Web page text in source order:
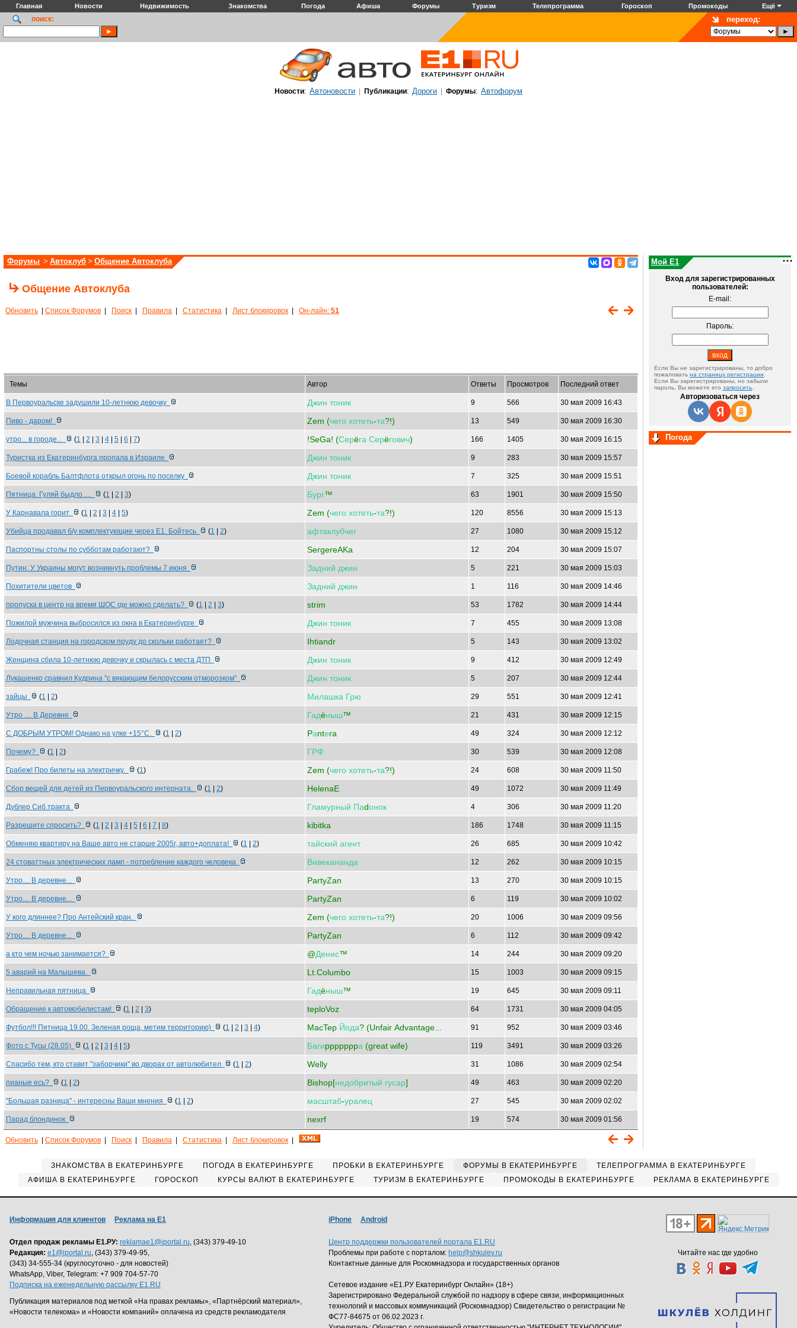
Главная Новости Недвижимость Знакомства Погода Афиша Форумы Туризм Телепрограмма Гороскоп Промокоды Ещё
поиск: переход:
Новости: Автоновости Публикации: Дороги Форумы: Автофорум
Форумы > Автоклуб > Общение Автоклуба
Общение Автоклуба
Обновить Список Форумов Поиск Правила Статистика Лист блокировок Он-лайн: 51
Темы Автор Ответы Просмотров Последний ответ
В Первоуральске задушили 10-летнюю девочку Джин тоник 9 566 30 мая 2009 16:43
Пиво - даром! Zem (чего хотеть-та?!) 13 549 30 мая 2009 16:30
утро... в городе... (1 2 3 4 5 6 7) !SeGa! (Серёга Серёгович) 166 1405 30 мая 2009 16:15
Туристка из Екатеринбурга пропала в Израиле Джин тоник 9 283 30 мая 2009 15:57
Боевой корабль Балтфлота открыл огонь по поселку Джин тоник 7 325 30 мая 2009 15:51
Пятница. Гуляй быдло..... (1 2 3) Бург™ 63 1901 30 мая 2009 15:50
У Карнавала горит (1 2 3 4 5) Zem (чего хотеть-та?!) 120 8556 30 мая 2009 15:13
Убийца продавал б/у комплектующие через E1. Бойтесь (1 2) афтаклубчег 27 1080 30 мая 2009 15:12
Паспортны столы по субботам работают? SergereAKa 12 204 30 мая 2009 15:07
Путин: У Украины могут возникнуть проблемы 7 июня Задний джин 5 221 30 мая 2009 15:03
Похитители цветов Задний джин 1 116 30 мая 2009 14:46
пропуска в центр на время ШОС где можно сделать? (1 2 3) strim 53 1782 30 мая 2009 14:44
Пожилой мужчина выбросился из окна в Екатеринбурге Джин тоник 7 455 30 мая 2009 13:08
Лодочная станция на городском пруду до скольки работает? Ihtiandr 5 143 30 мая 2009 13:02
Женщина сбила 10-летнюю девочку и скрылась с места ДТП Джин тоник 9 412 30 мая 2009 12:49
Лукашенко сравнил Кудрина "с вякающим белорусским отморозком" Джин тоник 5 207 30 мая 2009 12:44
зайцы (1 2) Милашка Грю 29 551 30 мая 2009 12:41
Утро .... В Деревне Гадёныш™ 21 431 30 мая 2009 12:15
С ДОБРЫМ УТРОМ! Однако на улке +15°C. (1 2) Pаntеra 49 324 30 мая 2009 12:12
Почему? (1 2) ГРФ 30 539 30 мая 2009 12:08
Грабеж! Про билеты на электричку. (1) Zem (чего хотеть-та?!) 24 608 30 мая 2009 11:50
Сбор вещей для детей из Первоуральского интерната. (1 2) HelenaE 49 1072 30 мая 2009 11:49
Дублер Сиб.тракта Гламурный Паdонок 4 306 30 мая 2009 11:20
Разрешите спросить? (1 2 3 4 5 6 7 8) kibitka 186 1748 30 мая 2009 11:15
Обменяю квартиру на Ваше авто не старше 2005г, авто+доплата! (1 2) тайский агент 26 685 30 мая 2009 10:42
24 стоваттных электрических ламп - потребление каждого человека Вивекананда 12 262 30 мая 2009 10:15
Утро.... В деревне... PartyZan 13 270 30 мая 2009 10:15
Утро.... В деревне... PartyZan 6 119 30 мая 2009 10:02
У кого длиннее? Про Антейский кран. Zem (чего хотеть-та?!) 20 1006 30 мая 2009 09:56
Утро.... В деревне... PartyZan 6 112 30 мая 2009 09:42
а кто чем ночью занимается? @Денис™ 14 244 30 мая 2009 09:20
5 аварий на Малышева. Lt.Columbo 15 1003 30 мая 2009 09:15
Неправильная пятница Гадёныш™ 19 645 30 мая 2009 09:11
Обращение к автомобилистам! (1 2 3) teploVoz 64 1731 30 мая 2009 04:05
Футбол!!! Пятница 19.00. Зеленая роща, метим территорию) (1 2 3 4) MacTep Йода? (Unfair Advantage... 91 952 30 мая 2009 03:46
Фото с Тусы (28.05) (1 2 3 4 5) Багиpppppppа (great wife) 119 3491 30 мая 2009 03:26
Спасибо тем, кто ставит "заборчики" во дворах от автолюбител (1 2) Welly 31 1086 30 мая 2009 02:54
пианые есь? (1 2) Bishop[недобритый гусар] 49 463 30 мая 2009 02:20
"Большая разница" - интересны Ваши мнения (1 2) масштаб-уралец 27 545 30 мая 2009 02:02
Парад блондинок nexrf 19 574 30 мая 2009 01:56
Обновить Список Форумов Поиск Правила Статистика Лист блокировок
Мой E1
Вход для зарегистрированных
пользователей:
E-mail:
Пароль:
Если Вы не зарегистрированы, то добро
пожаловать на страницу регистрации
Если Вы зарегистрированы, но забыли
пароль, Вы можете его запросить
Авторизоваться через
Погода
ЗНАКОМСТВА В ЕКАТЕРИНБУРГЕ ПОГОДА В ЕКАТЕРИНБУРГЕ ПРОБКИ В ЕКАТЕРИНБУРГЕ ФОРУМЫ В ЕКАТЕРИНБУРГЕ
ТЕЛЕПРОГРАММА В ЕКАТЕРИНБУРГЕ
АФИША В ЕКАТЕРИНБУРГЕ
ГОРОСКОП КУРСЫ ВАЛЮТ В ЕКАТЕРИНБУРГЕ ТУРИЗМ В ЕКАТЕРИНБУРГЕ ПРОМОКОДЫ В ЕКАТЕРИНБУРГЕ РЕКЛАМА В ЕКАТЕРИНБУРГЕ
Читайте нас где удобно
Информация для клиентов Реклама на Е1
Отдел продаж рекламы Е1.РУ: reklamae1@iportal.ru, (343) 379-49-10
Редакция: e1@iportal.ru, (343) 379-49-95,
(343) 34-555-34 (круглосуточно - для новостей)
WhatsApp, Viber, Telegram: +7 909 704-57-70
Подписка на еженедельную рассылку E1.RU
Публикация материалов под меткой «На правах рекламы», «Партнёрский материал»,
«Новости телекома» и «Новости компаний» оплачена из средств рекламодателя
iPhone Android
Центр поддержки пользователей портала E1.RU
Проблемы при работе с порталом: help@shkulev.ru
Контактные данные для Роскомнадзора и государственных органов
Сетевое издание «Е1.РУ Екатеринбург Онлайн» (18+)
Зарегистрировано Федеральной службой по надзору в сфере связи, информационных
технологий и массовых коммуникаций (Роскомнадзор) Свидетельство о регистрации №
ФС77-84675 от 06.02.2023 г.